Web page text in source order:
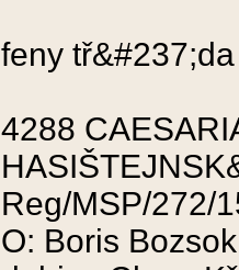
feny
4288
Reg/MSP/272/
O: Boris